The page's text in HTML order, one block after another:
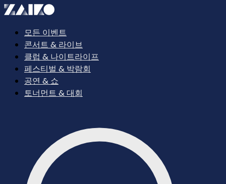
모든 이벤트
콘서트 & 라이브
클럽 & 나이트라이프
페스티벌 & 박람회
공연 & 쇼
토너먼트 & 대회